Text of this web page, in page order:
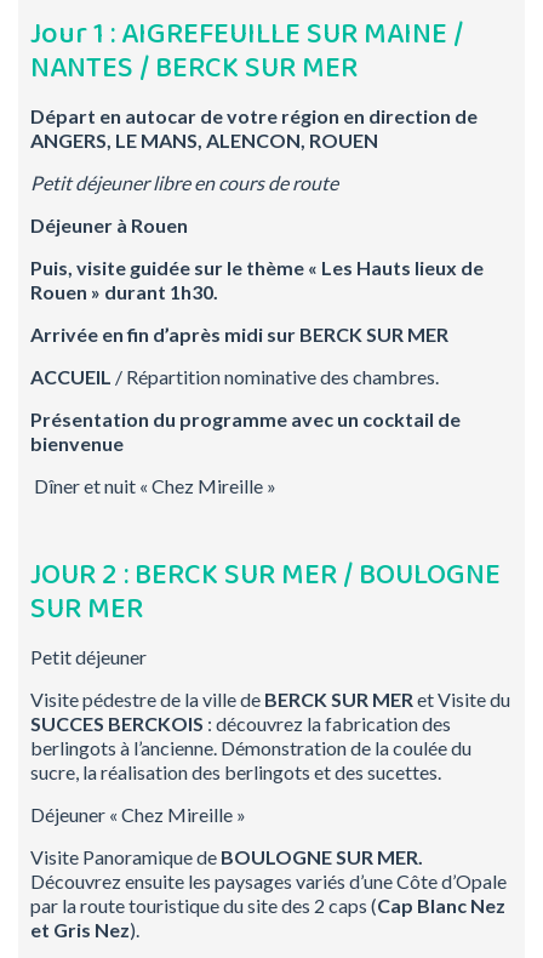
Jour 1 : AIGREFEUILLE SUR MAINE /
NANTES / BERCK SUR MER
Départ en autocar de votre région en direction de
ANGERS, LE MANS, ALENCON, ROUEN
Petit déjeuner libre en cours de route
Déjeuner à Rouen
Puis, visite guidée sur le thème « Les Hauts lieux de
Rouen » durant 1h30.
Arrivée en fin d’après midi sur BERCK SUR MER
ACCUEIL / Répartition nominative des chambres.
Présentation du programme avec un cocktail de
bienvenue
Dîner et nuit « Chez Mireille »
JOUR 2 : BERCK SUR MER / BOULOGNE
SUR MER
Petit déjeuner
Visite pédestre de la ville de BERCK SUR MER et Visite du
SUCCES BERCKOIS : découvrez la fabrication des
berlingots à l’ancienne. Démonstration de la coulée du
sucre, la réalisation des berlingots et des sucettes.
Déjeuner « Chez Mireille »
Visite Panoramique de BOULOGNE SUR MER.
Découvrez ensuite les paysages variés d’une Côte d’Opale
par la route touristique du site des 2 caps (Cap Blanc Nez
et Gris Nez).